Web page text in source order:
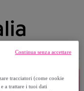
tracciatori (come cookie
a trattare i tuoi dati
Continua senza accettare